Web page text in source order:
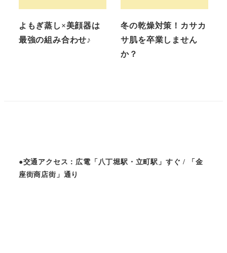
よもぎ蒸し×美顔器は
最強の組み合わせ♪
冬の乾燥対策！カサカ
サ肌を卒業しません
か？
●交通アクセス：広電「八丁堀駅・立町駅」すぐ / 「金
座街商店街」通り